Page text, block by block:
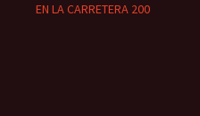
EN LA CARRETERA 200